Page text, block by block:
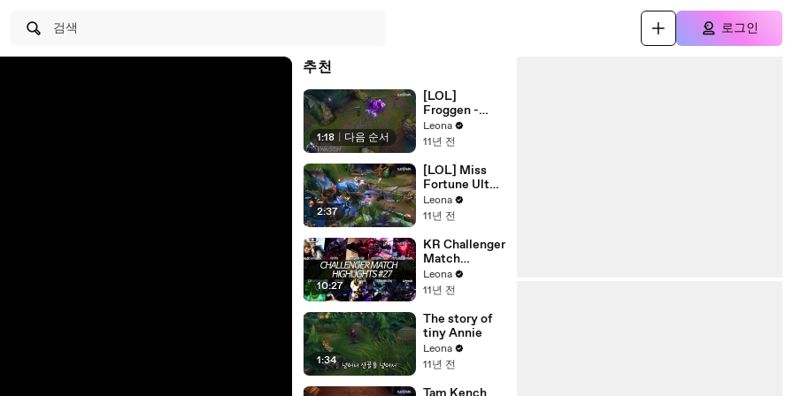
검색 로그인
추천
1:18 다음 순서
[LOL]
Froggen -
Yasuo
Leona
11년 전
2:37
[LOL] Miss
Fortune Ult
Highlights
Leona
11년 전
10:27
KR Challenger
Match
Highlights
EP27 - Wraith,
Leona
11년 전
1:34
The story of
tiny Annie
Leona
11년 전